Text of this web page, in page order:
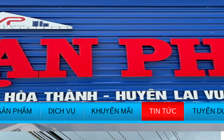
PHẨM DỊCH VỤ KHUYẾN MÃI TIN TỨC TUYỂN